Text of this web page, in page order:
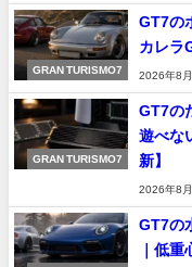
GRAN TURISMO7
GT7の
カレラ
2026年8
GRAN TURISMO7
GT7の
遊べな
新】
2026年8
GT7の
｜低